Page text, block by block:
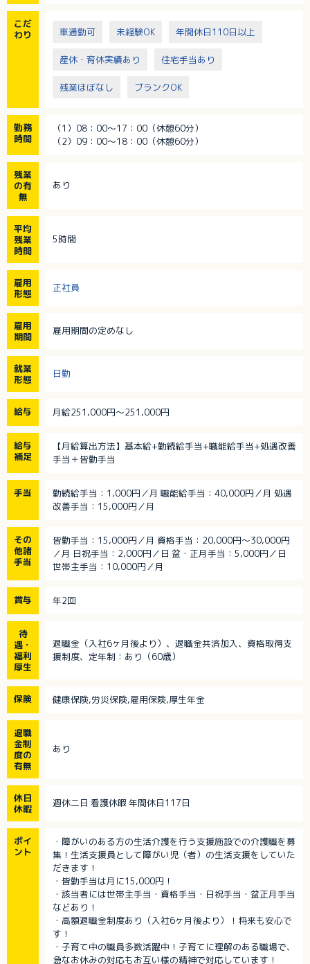
こだ
わり
車通勤可 未経験OK 年間休日110日以上
産休・育休実績あり 住宅手当あり
残業ほぼなし ブランクOK
勤務
時間
（1）08：00～17：00（休憩60分）
（2）09：00～18：00（休憩60分）
残業
の有
無
あり
平均
残業
時間
5時間
雇用
形態
正社員
雇用
期間
雇用期間の定めなし
就業
形態
日勤
給与 月給251,000円～251,000円
給与
補足
【月給算出方法】基本給+勤続給手当+職能給手当+処遇改善
手当＋皆勤手当
手当
勤続給手当：1,000円／月 職能給手当：40,000円／月 処遇
改善手当：15,000円／月
その
他諸
手当
皆勤手当：15,000円／月 資格手当：20,000円～30,000円
／月 日祝手当：2,000円／日 盆・正月手当：5,000円／日
世帯主手当：10,000円／月
賞与 年2回
待
遇・
福利
厚生
退職金（入社6ヶ月後より）、退職金共済加入、資格取得支
援制度、定年制：あり（60歳）
保険 健康保険,労災保険,雇用保険,厚生年金
退職
金制
度の
有無
あり
休日
休暇
週休二日 看護休暇 年間休日117日
ポイ
ント
・障がいのある方の生活介護を行う支援施設での介護職を募
集！生活支援員として障がい児（者）の生活支援をしていた
だきます！
・皆勤手当は月に15,000円！
・該当者には世帯主手当・資格手当・日祝手当・盆正月手当
などあり！
・高額退職金制度あり（入社6ヶ月後より）！将来も安心で
す！
・子育て中の職員多数活躍中！子育てに理解のある職場で、
急なお休みの対応もお互い様の精神で対応しています！